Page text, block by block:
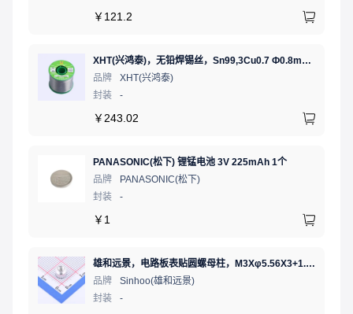
￥ 121.2
XHT(兴鸿泰)，无铅焊锡丝，Sn99,3Cu0.7 Ф0.8mm 500G，环保锡线，免洗焊锡丝/锡线,1卷（含松香）
品牌
XHT(兴鸿泰)
封装
-
￥ 243.02
PANASONIC(松下) 锂锰电池 3V 225mAh 1个
品牌
PANASONIC(松下)
封装
-
￥ 1
雄和远景，电路板表贴圆螺母柱，M3Xφ5.56X3+1.53，铜镀锡，编带装
品牌
Sinhoo(雄和远景)
封装
-